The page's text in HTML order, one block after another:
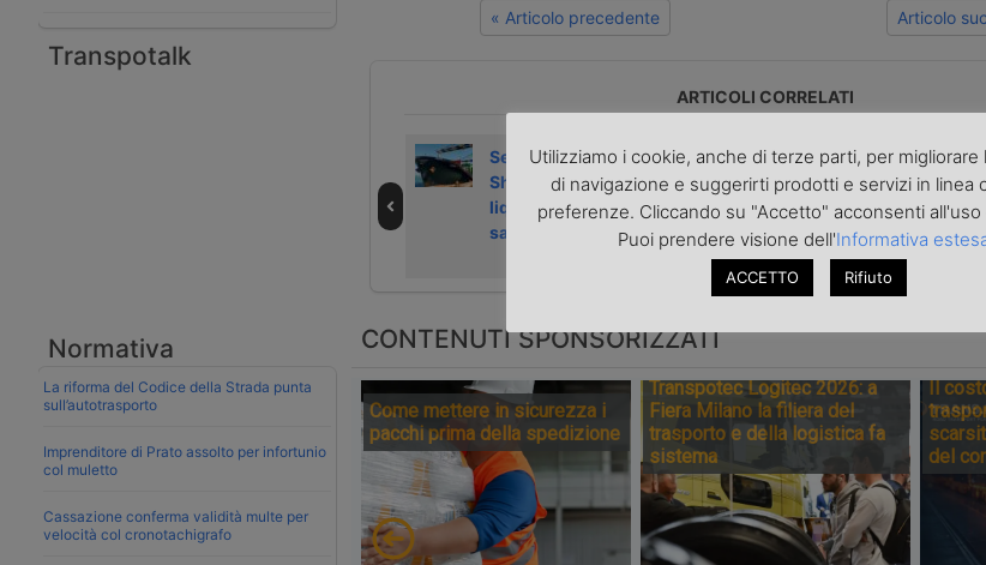
Transpotalk
Normativa
La riforma del Codice della Strada punta
sull’autotrasporto
Imprenditore di Prato assolto per infortunio
col muletto
Cassazione conferma validità multe per
velocità col cronotachigrafo
« Articolo precedente Articolo
ARTICOLI CORRELATI
SeaLead
Shipping
liquidata dopo le
sanzioni Usa
Italy faces
second ‘black
alert’ weekend of
summer 2026
CONTENUTI SPONSORIZZATI
Come mettere in sicurezza i
pacchi prima della spedizione
Transpotec Logitec 2026: a
Fiera Milano la filiera del
trasporto e della logistica fa
sistema
Il
del
Utilizziamo i cookie, anche di terze parti, per migliorare
di navigazione e suggerirti prodotti e servizi in linea
preferenze. Cliccando su "Accetto" acconsenti all'uso
Puoi prendere visione dell'Informativa
ACCETTO Rifiuto